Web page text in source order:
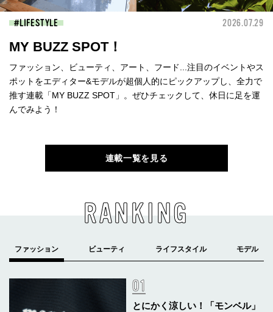
LIFESTYLE 2026.07.29
MY BUZZ SPOT！
ファッション、ビューティ、アート、フード...注目のイベントやス
ポットをエディター&モデルが超個人的にピックアップし、全力で
推す連載「MY BUZZ SPOT」。ぜひチェックして、休日に足を運
んでみよう！
連載一覧を見る
RANKING
とにかく涼しい！「モンベル」